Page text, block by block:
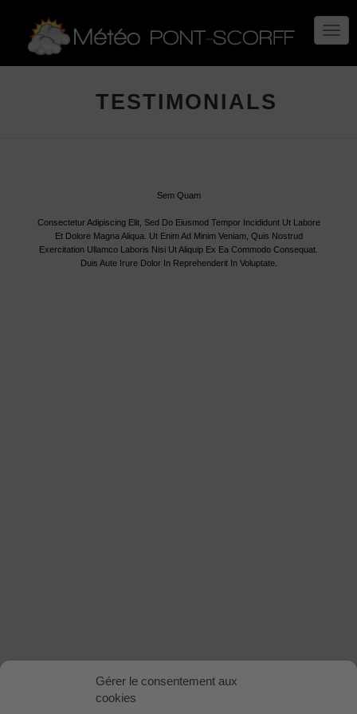
Gérer le consentement aux
cookies
TESTIMONIALS
Sem Quam
Consectetur Adipiscing Elit, Sed Do Eiusmod Tempor Incididunt Ut Labore
Et Dolore Magna Aliqua. Ut Enim Ad Minim Veniam, Quis Nostrud
Exercitation Ullamco Laboris Nisi Ut Aliquip Ex Ea Commodo Consequat.
Duis Aute Irure Dolor In Reprehenderit In Voluptate.
Curabitur
Adipiscing Elit